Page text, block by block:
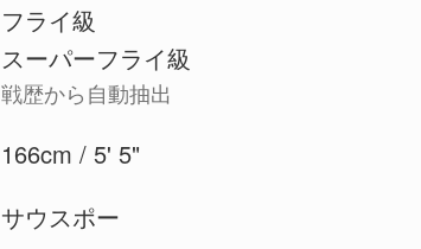
フライ級
スーパーフライ級
戦歴から自動抽出
166cm / 5' 5"
サウスポー